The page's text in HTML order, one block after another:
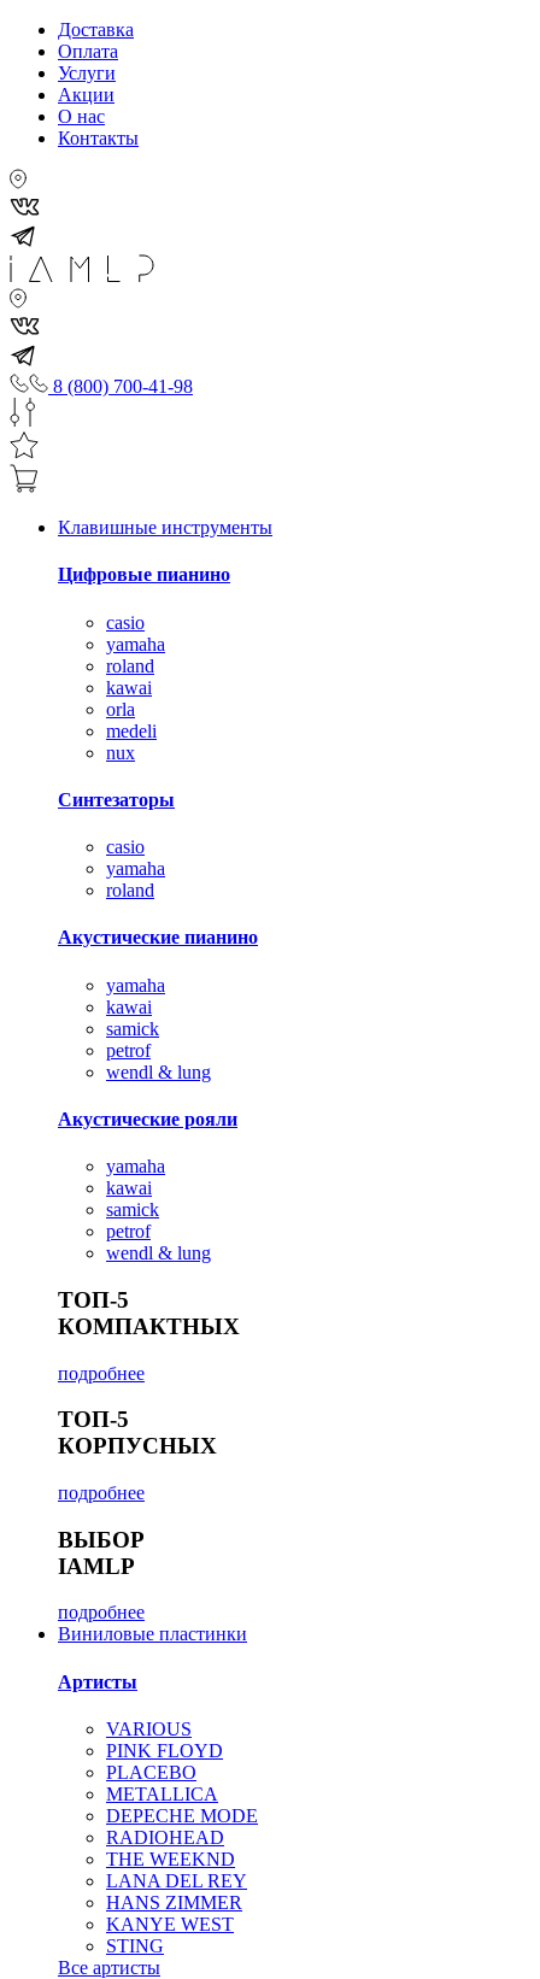
Доставка
Оплата
Услуги
Акции
О нас
Контакты
8 (800) 700-41-98
Клавишные инструменты
Цифровые пианино
casio
yamaha
roland
kawai
orla
medeli
nux
Синтезаторы
casio
yamaha
roland
Акустические пианино
yamaha
kawai
samick
petrof
wendl & lung
Акустические рояли
yamaha
kawai
samick
petrof
wendl & lung
ТОП-5
КОМПАКТНЫХ
подробнее
ТОП-5
КОРПУСНЫХ
подробнее
ВЫБОР
IAMLP
подробнее
Виниловые пластинки
Артисты
VARIOUS
PINK FLOYD
PLACEBO
METALLICA
DEPECHE MODE
RADIOHEAD
THE WEEKND
LANA DEL REY
HANS ZIMMER
KANYE WEST
STING
Все артисты